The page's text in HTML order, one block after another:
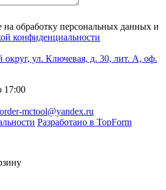
на обработку персональных данных и
конфиденциальности
ул. Ключевая, д. 30, лит. А, оф.
17:00
order-mctool@yandex.ru
Разработано в TopForm